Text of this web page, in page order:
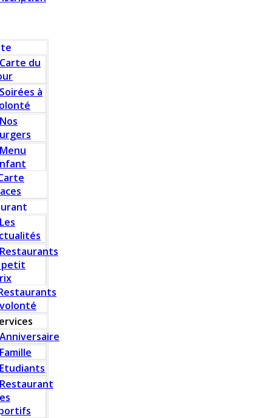
Carte du
Soirées à
Nos
Menu
Les
Restaurants
petit
Anniversaire
Famille
Etudiants
Restaurant